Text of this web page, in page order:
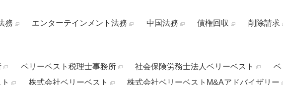
務 エンターテインメント法務 中国法務 債権回収 削除請求
ベリーベスト税理士事務所 社会保険労務士法人ベリーベスト
ベ
株式会社ベリーベスト 株式会社ベリーベストM&Aアドバイザリー